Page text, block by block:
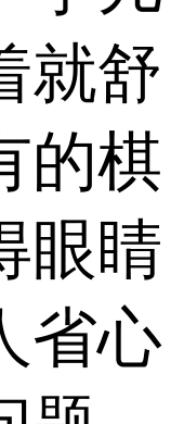
就舒
的棋
眼睛
省心